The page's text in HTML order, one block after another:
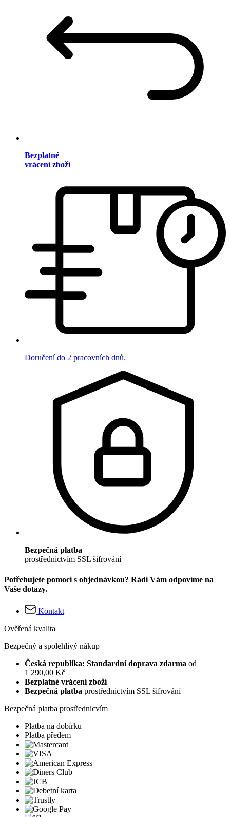
Bezplatné
vrácení zboží
Doručení do 2 pracovních dnů.
Bezpečná platba
prostřednictvím SSL šifrování
Potřebujete pomoci s objednávkou? Rádi Vám odpovíme na
Vaše dotazy.
Kontakt
Ověřená kvalita
Bezpečný a spolehlivý nákup
Česká republika: Standardní doprava zdarma od
1 290,00 Kč
Bezplatné vrácení zboží
Bezpečná platba prostřednictvím SSL šifrování
Bezpečná platba prostřednicvím
Platba na dobírku
Platba předem